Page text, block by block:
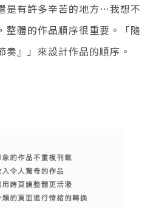
是有許多辛苦的地方…我想不
整體的作品順序很重要。「隨
奏』」來設計作品的順序。